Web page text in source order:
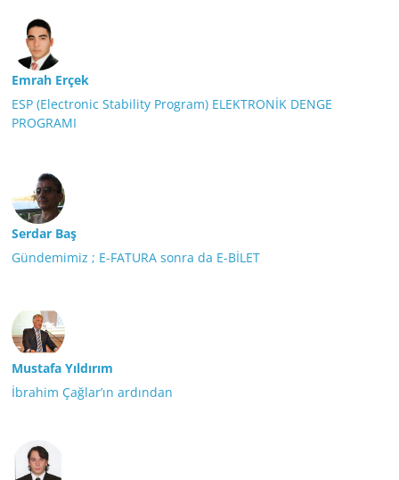
Emrah Erçek
ESP (Electronic Stability Program) ELEKTRONİK DENGE
PROGRAMI
Serdar Baş
Gündemimiz ; E-FATURA sonra da E-BİLET
Mustafa Yıldırım
İbrahim Çağlar’ın ardından